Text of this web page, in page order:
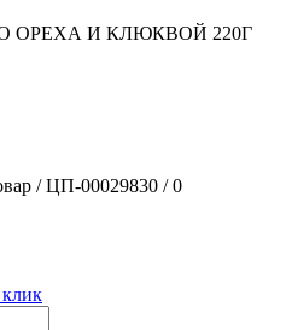
ОРЕХА И КЛЮКВОЙ 220Г
/ ЦП-00029830 / 0